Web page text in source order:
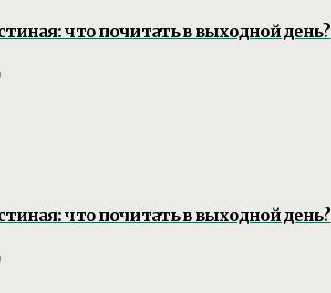
что почитать в выходной день?
что почитать в выходной день?